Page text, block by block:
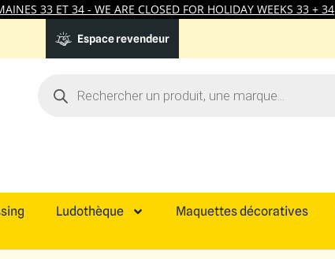
33 ET 34 - WE ARE CLOSED FOR HOLIDAY WEEKS 33 + 34
Espace revendeur
Ludothèque Maquettes décoratives